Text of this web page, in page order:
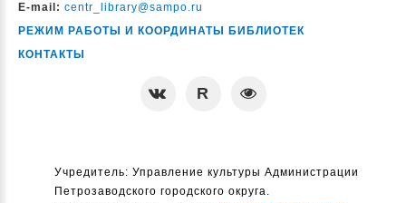
E-mail: centr_library@sampo.ru
РЕЖИМ РАБОТЫ И КООРДИНАТЫ БИБЛИОТЕК
КОНТАКТЫ
Учредитель: Управление культуры Администрации
Петрозаводского городского округа.